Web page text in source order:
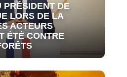
PRÉSIDENT DE
LORS DE LA
ACTEURS
ÉTÉ CONTRE